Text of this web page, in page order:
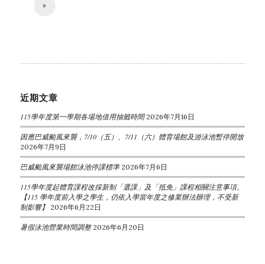
»
近期文章
115學年度第一學期各場地借用抽籤時間 2026年7月16日
因應巴威颱風來襲，7/10（五）、7/11（六）體育場館及游泳池暫停開放
2026年7月9日
巴威颱風來襲場館泳池停課標準 2026年7月6日
115學年度起體育課程改採新制「選課」及「抵免」課程相關注意事項。
【115 學年度前入學之學生，仍依入學當年度之修業辦法辦理，不受新
制影響】 2026年6月22日
暑假泳池營業時間調整 2026年6月20日